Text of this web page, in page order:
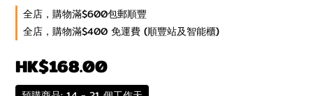
全店，購物滿$600包郵順豐
全店，購物滿$400 免運費 (順豐站及智能櫃)
HK$168.00